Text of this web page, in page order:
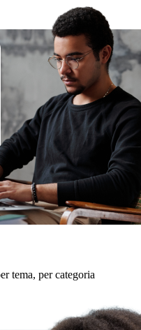
tema, per categoria